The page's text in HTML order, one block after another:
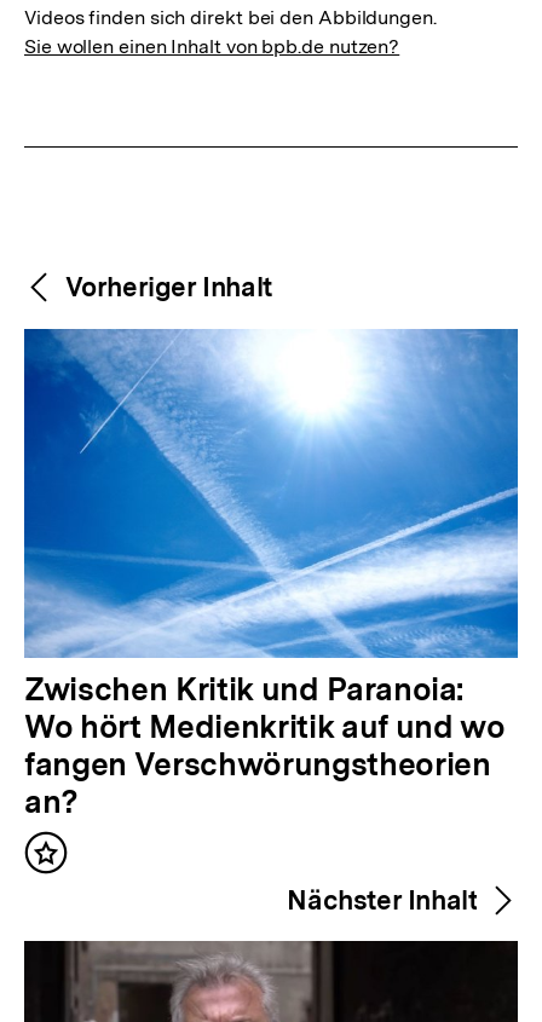
Videos finden sich direkt bei den Abbildungen.
Sie wollen einen Inhalt von bpb.de nutzen?
Weitere
Inhalte
Content-
Navigation
Vorheriger Inhalt
V
o
r
h
e
r
g
Zwischen Kritik und Paranoia:
Wo hört Medienkritik auf und wo
fangen Verschwörungstheorien
an?
Inhalt
Nächster Inhalt